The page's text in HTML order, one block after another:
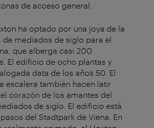
de acceso general.
ha optado por una joya de la
de mediados de siglo para el
que alberga casi 200
El edificio de ocho plantas y
data de los años 50. El
escalera también hacen latir
corazón de los amantes del
de siglo. El edificio está
del Stadtpark de Viena. En